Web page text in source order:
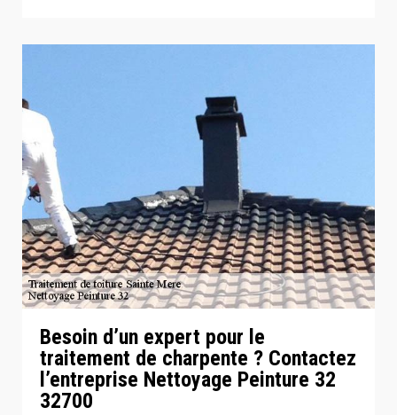
Besoin d’un expert pour le
traitement de charpente ? Contactez
l’entreprise Nettoyage Peinture 32
32700